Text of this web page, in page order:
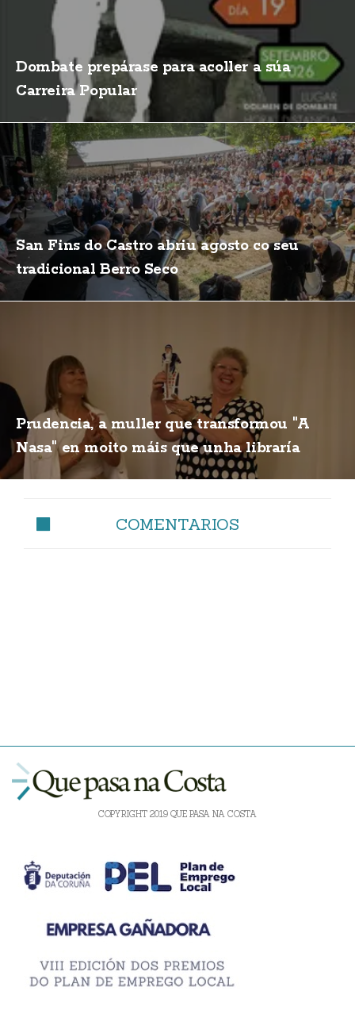
Dombate prepárase para acoller a súa
Carreira Popular
San Fins do Castro abriu agosto co seu
tradicional Berro Seco
Prudencia, a muller que transformou "A
Nasa" en moito máis que unha libraría
COMENTARIOS
COPYRIGHT 2019 QUE PASA NA COSTA